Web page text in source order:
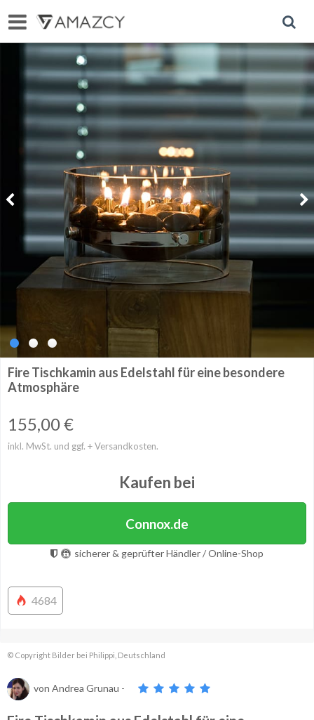
Fire Tischkamin aus Edelstahl für eine besondere
Atmosphäre
155,00€
inkl. MwSt. und ggf. + Versandkosten.
Kaufen bei
Connox.de
sicherer & geprüfter Händler / Online-Shop
4684
© Copyright Bilder bei Philippi, Deutschland
von Andrea Grunau -